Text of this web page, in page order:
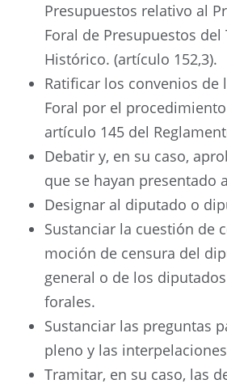
Presupuestos relativo al
Foral de Presupuestos
Histórico. (artículo 152,3).
Ratificar los convenios de
Foral por el
artículo 145 del
Debatir y, en su caso,
que se hayan presentado
Designar al diputado o
Sustanciar la cuestión de
moción de censura del
general o de los
forales.
Sustanciar las preguntas
pleno y las
Tramitar, en su caso, las